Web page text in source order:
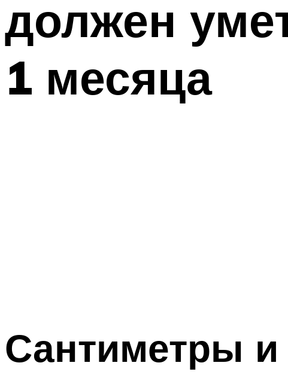
должен
1 месяца
Сантиметры